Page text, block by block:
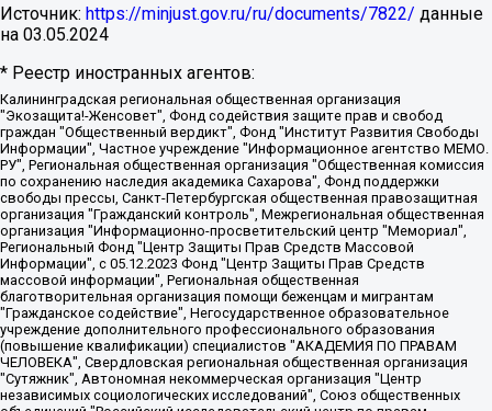
Источник: https://minjust.gov.ru/ru/documents/7822/ данные
на 03.05.2024
* Реестр иностранных агентов:
Калининградская региональная общественная организация "Экозащита!-Женсовет", Фонд содействия защите прав и свобод граждан "Общественный вердикт", Фонд "Институт Развития Свободы Информации", Частное учреждение "Информационное агентство МЕМО. РУ", Региональная общественная организация "Общественная комиссия по сохранению наследия академика Сахарова", Фонд поддержки свободы прессы, Санкт-Петербургская общественная правозащитная организация "Гражданский контроль", Межрегиональная общественная организация "Информационно-просветительский центр "Мемориал", Региональный Фонд "Центр Защиты Прав Средств Массовой Информации", с 05.12.2023 Фонд "Центр Защиты Прав Средств массовой информации", Региональная общественная благотворительная организация помощи беженцам и мигрантам "Гражданское содействие", Негосударственное образовательное учреждение дополнительного профессионального образования (повышение квалификации) специалистов "АКАДЕМИЯ ПО ПРАВАМ ЧЕЛОВЕКА", Свердловская региональная общественная организация "Сутяжник", Автономная некоммерческая организация "Центр независимых социологических исследований", Союз общественных объединений "Российский исследовательский центр по правам человека", Региональное общественное учреждение научно-информационный центр "МЕМОРИАЛ", Некоммерческая организация "Фонд защиты гласности", Автономная некоммерческая организация "Институт прав человека", Городская общественная организация "Екатеринбургское общество "МЕМОРИАЛ", Городская общественная организация "Рязанское историко-просветительское и правозащитное общество "Мемориал" (Рязанский Мемориал), Челябинский региональный орган общественной самодеятельности – женское общественное объединение "Женщины Евразии", Челябинский региональный орган общественной самодеятельности "Уральская правозащитная группа", Фонд содействия защите здоровья и социальной справедливости имени Андрея Рылькова, Автономная Некоммерческая Организация "Аналитический Центр Юрия Левады", Автономная некоммерческая организация социальной поддержки населения "Проект Апрель", Региональная общественная организация помощи женщинам и детям, находящимся в кризисной ситуации "Информационно-методический центр "Анна", Фонд содействия развитию массовых коммуникаций и правовому просвещению "Так-так-Так", Фонд содействия устойчивому развитию "Серебряная тайга", Свердловский региональный общественный фонд социальных проектов "Новое время", "Idel.Реалии", Кавказ.Реалии, Крым.Реалии, Телеканал Настоящее Время, Татаро-башкирская служба Радио Свобода (Azatliq Radiosi), Радио Свободная Европа/Радио Свобода (PCE/PC), "Сибирь.Реалии", "Фактограф", Благотворительный фонд помощи осужденным и их семьям, Автономная некоммерческая организация "Институт глобализации и социальных движений", Фонд "В защиту прав заключенных", Частное учреждение "Центр поддержки и содействия развитию средств массовой информации", Пензенский региональный общественный благотворительный фонд "Гражданский союз", "Север.Реалии", Некоммерческая организация Фонд "Правовая инициатива", Общество с ограниченной ответственностью "Радио Свободная Европа/Радио Свобода", Чешское информационное агентство "MEDIUM-ORIENT", Красноярская региональная общественная организация "Мы против СПИДа", Камалягин Денис Николаевич, Маркелов Сергей Евгеньевич, Пономарев Лев Александрович, Савицкая Людмила Алексеевна, Автономная некоммерческая организация "Центр по работе с проблемой насилия "НАСИЛИЮ.НЕТ", Межрегиональный профессиональный союз работников здравоохранения "Альянс врачей", Юридическое лицо, зарегистрированное в Латвийской Республике, SIA "Medusa Project" (регистрационный номер 40103797863, дата регистрации 10.06.2014), Некоммерческая организация "Фонд по борьбе с коррупцией", Автономная некоммерческая организация "Институт права и публичной политики", Баданин Роман Сергеевич, Гликин Максим Александрович, Железнова Мария Михайловна, Лукьянова Юлия Сергеевна, Маетная Елизавета Витальевна, Маняхин Петр Борисович, Чуракова Ольга Владимировна, Ярош Юлия Петровна, Юридическое лицо "The Insider SIA", зарегистрированное в Риге, Латвийская Республика (дата регистрации 26.06.2015), являющееся администратором доменного имени интернет-издания "The Insider SIA", https://theins.ru, Постернак Алексей Евгеньевич, Рубин Михаил Аркадьевич, Анин Роман Александрович, Юридическое лицо Istories fonds, зарегистрированное в Латвийской Республике (регистрационный номер 50008295751, дата регистрации 24.02.2020), Великовский Дмитрий Александрович, Долинина Ирина Николаевна, Мароховская Алеся Алексеевна, Шлейнов Роман Юрьевич, Шмагун Олеся Валентиновна, Общество с ограниченной ответственностью "Альтаир 2021", Общество с ограниченной ответственностью "Вега 2021", Общество с ограниченной ответственностью "Главный редактор 2021", Общество с ограниченной ответственностью "Ромашки монолит", Важенков Артем Валерьевич, Ивановская областная общественная организация "Центр гендерных исследований", Гурман Юрий Альбертович, Медиапроект "ОВД-Инфо", Егоров Владимир Владимирович, Жилинский Владимир Александрович, Общество с ограниченной ответственностью "ЗП", Иванова София Юрьевна, Карезина Инна Павловна, Кильтау Екатерина Викторовна, Петров Алексей Викторович, Пискунов Сергей Евгеньевич, Смирнов Сергей Сергеевич, Тихонов Михаил Сергеевич, Общество с ограниченной ответственностью "ЖУРНАЛИСТ-ИНОСТРАННЫЙ АГЕНТ", Арапова Галина Юрьевна, Вольтская Татьяна Анатольевна, Американская компания "Mason G.E.S. Anonymous Foundation" (США), являющаяся владельцем интернет-издания https://mnews.world/, Компания "Stichting Bellingcat", зарегистрированная в Нидерландах (дата регистрации 11.07.2018), Захаров Андрей Вячеславович, Клепиковская Екатерина Дмитриевна, Общество с ограниченной ответственностью "МЕМО", Перл Роман Александрович, Симонов Евгений Алексеевич, Соловьева Елена Анатольевна, Сотников Даниил Владимирович, Сурначева Елизавета Дмитриевна, Автономная некоммерческая организация по защите прав человека и информированию населения "Якутия – Наше Мнение", Общество с ограниченной ответственностью "Москоу диджитал медиа", с 26.01.2023 Общество с ограниченной ответственностью "Чайка Белые сады", Ветошкина Валерия Валерьевна, Заговора Максим Александрович, Межрегиональное общественное движение "Российская ЛГБТ - сеть", Оленичев Максим Владимирович, Павлов Иван Юрьевич, Скворцова Елена Сергеевна, Общество с ограниченной ответственностью "Как бы инагент", Кочетков Игорь Викторович, Общество с ограниченной ответственностью "Честные выборы", Еланчик Олег Александрович, Общество с ограниченной ответственностью "Нобелевский призыв", Гималова Регина Эмилевна, Григорьев Андрей Валерьевич, Григорьева Алина Александровна, Ассоциация по содействию защите прав призывников, альтернативнослужащих и военнослужащих "Правозащитная группа "Гражданин.Армия.Право", Хисамова Регина Фаритовна, Автономная некоммерческая организация по реализации социально-правовых программ "Лилит", Дальневосточное общественное движение "Маяк", Санкт-Петербургская ЛГБТ-инициативная группа "Выход", Инициативная группа ЛГБТ+ "Реверс", Алексеев Андрей Викторович, Бекбулатова Таисия Львовна, Беляев Иван Михайлович, Владыкина Елена Сергеевна, Гельман Марат Александрович, Никульшина Вероника Юрьевна, Толоконникова Надежда Андреевна, Шендерович Виктор Анатольевич, Общество с ограниченной ответственностью "Данное сообщение", Общество с ограниченной ответственностью Издательский дом "Новая глава", Айнбиндер Александра Александровна, Московский комьюнити-центр для ЛГБТ+инициатив, Благотворительный фонд развития филантропии, Deutsche Welle (Германия, Kurt-Schumacher-Strasse 3, 53113 Bonn), Борзунова Мария Михайловна, Воробьев Виктор Викторович, Голубева Анна Львовна, Константинова Алла Михайловна, Малкова Ирина Владимировна, Мурадов Мурад Абдулгалимович, Осетинская Елизавета Николаевна, Понасенков Евгений Николаевич, Ганапольский Матвей Юрьевич, Киселев Евгений Алексеевич, Борухович Ирина Григорьевна, Дремин Иван Тимофеевич, Дубровский Дмитрий Викторович, Красноярская региональная общественная организация поддержки и развития альтернативных образовательных технологий и межкультурных коммуникаций "ИНТЕРРА", Маяковская Екатерина Алексеевна, Фейгин Марк Захарович, Филимонов Андрей Викторович, Дзугкоева Регина Николаевна, Доброхотов Роман Александрович, Дудь Юрий Александрович, Елкин Сергей Владимирович, Кругликов Кирилл Игоревич, Сабунаева Мария Леонидовна, Семенов Алексей Владимирович, Шаинян Карен Багратович, Шульман Екатерина Михайловна, Асафьев Артур Валерьевич, Вахштайн Виктор Семенович, Венедиктов Алексей Алексеевич, Лушникова Екатерина Евгеньевна, Волков Леонид Михайлович, Невзоров Александр Глебович, Пархоменко Сергей Борисович, Сироткин Ярослав Николаевич, Кара-Мурза Владимир Владимирович, Баранова Наталья Владимировна, Гозман Леонид Яковлевич, Кагарлицкий Борис Юльевич, Климарев Михаил Валерьевич, Милов Владимир Станиславович, Автономная некоммерческая организация Краснодарский центр современного искусства "Типография", Моргенштерн Алишер Тагирович, Соболь Любовь Эдуардовна, Общество с ограниченной ответственностью "ЛИЗА НОРМ", Каспаров Гарри Кимович, Ходорковский Михаил Борисович, Общество с ограниченной ответственностью "Апрельские тезисы", Данилович Ирина Брониславовна, Кашин Олег Владимирович, Петров Николай Владимирович, Пивоваров Алексей Владимирович, Соколов Михаил Владимирович, Цветкова Юлия Владимировна, Чичваркин Евгений Александрович, Комитет против пыток/Команда против пыток, Общество с ограниченной ответственностью "Первый научный", Общество с ограниченной ответственностью "Вертолет и ко", Белоцерковская Вероника Борисовна, Кац Максим Евгеньевич, Лазарева Татьяна Юрьевна, Шаведдинов Руслан Табризович, Яшин Илья Валерьевич, Общество с ограниченной ответственностью "Иноагент ААВ", Алешковский Дмитрий Петрович, Альбац Евгения Марковна, Быков Дмитрий Львович, Галямина Юлия Евгеньевна, Лойко Сергей Леонидович, Мартынов Кирилл Константинович, Медведев Сергей Александрович, Крашенинников Федор Геннадиевич, Гордеева Катерина Вл